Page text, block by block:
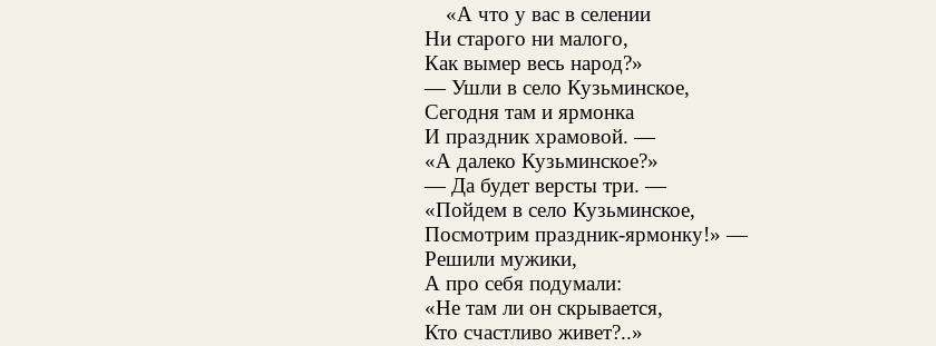
«А что у вас в селении
Ни старого ни малого,
Как вымер весь народ?»
— Ушли в село Кузьминское,
Сегодня там и ярмонка
И праздник храмовой. —
«А далеко Кузьминское?»
— Да будет версты три. —
«Пойдем в село Кузьминское,
Посмотрим праздник-ярмонку!» —
Решили мужики,
А про себя подумали:
«Не там ли он скрывается,
Кто счастливо живет?..»